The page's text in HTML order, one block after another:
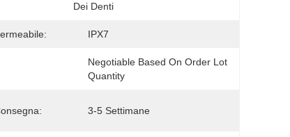
Dei Denti
IPX7
Negotiable Based On Order Lot
Quantity
3-5 Settimane